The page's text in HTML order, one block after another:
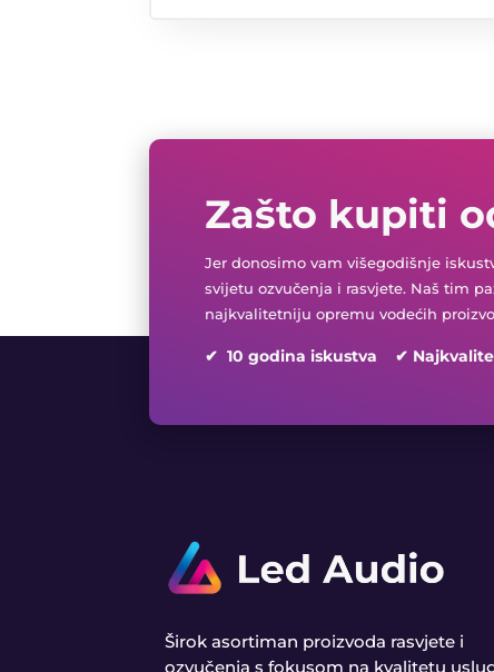
Zašto kupiti
Jer donosimo vam višegodišnje
svijetu ozvučenja i rasvjete. Naš tim
najkvalitetniju opremu vodećih
✔ 10 godina iskustva ✔
Širok asortiman proizvoda rasvjete i
ozvučenja s fokusom na kvalitetu